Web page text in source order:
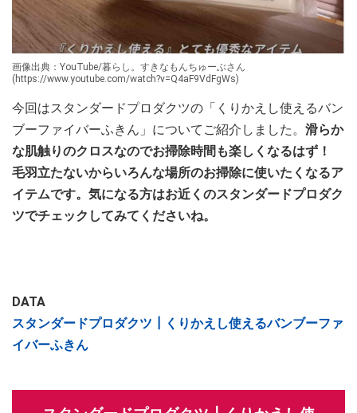
画像出典：YouTube/暮らし。すきなもんちゅーぶさん
(https://www.youtube.com/watch?v=Q4aF9VdFgWs)
今回はスタンダードプロダクツの「くりかえし使えるバン
ブーファイバーふきん」についてご紹介しました。 滑らか
な肌触りのクロスなのでお掃除時間も楽しくなるはず！
毛羽立たないからいろんな場所のお掃除に使いたくなるア
イテムです。気になる方はお近くのスタンダードプロダク
ツでチェックしてみてくださいね。
DATA
スタンダードプロダクツ┃くりかえし使えるバンブーファ
イバーふきん